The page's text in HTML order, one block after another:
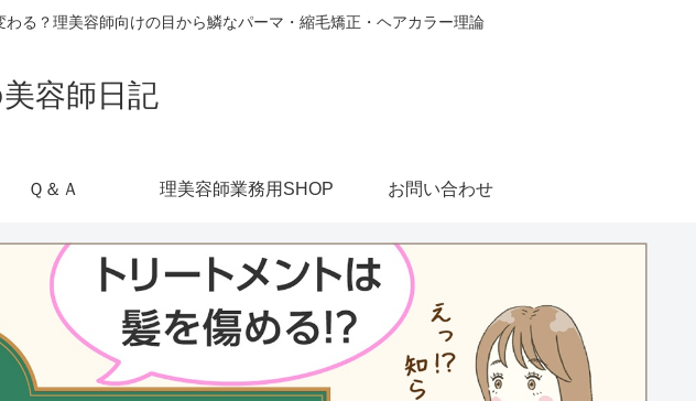
る？理美容師向けの目から鱗なパーマ・縮毛矯正・ヘアカラー理論
容師日記
Ｑ＆Ａ 理美容師業務用SHOP お問い合わせ